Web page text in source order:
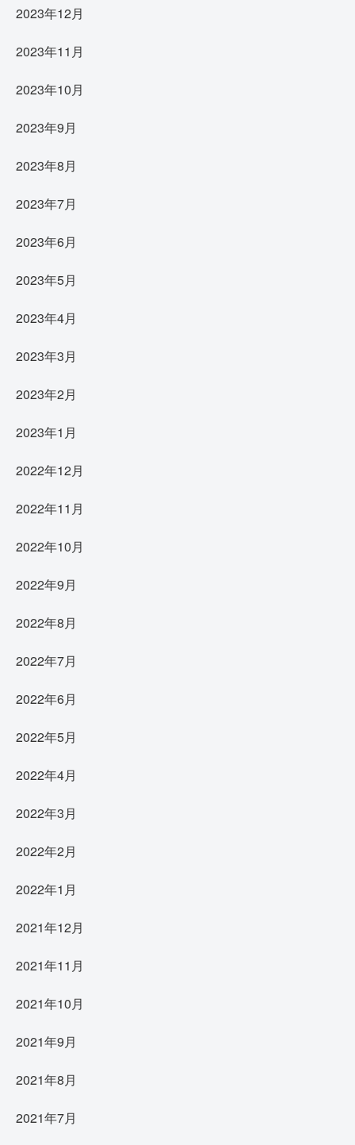
2023年12月
2023年11月
2023年10月
2023年9月
2023年8月
2023年7月
2023年6月
2023年5月
2023年4月
2023年3月
2023年2月
2023年1月
2022年12月
2022年11月
2022年10月
2022年9月
2022年8月
2022年7月
2022年6月
2022年5月
2022年4月
2022年3月
2022年2月
2022年1月
2021年12月
2021年11月
2021年10月
2021年9月
2021年8月
2021年7月